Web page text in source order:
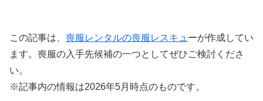
この記事は、 喪服レンタルの喪服レスキュ ーが作成してい
ます。喪服の入手先候補の一つとしてぜひご検討くださ
い。
※記事内の情報は2026年5月時点のものです。